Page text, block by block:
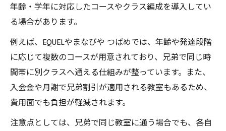
年齢・学年に対応したコースやクラス編成を導入してい
る場合があります。
例えば、EQUELやまなびや つばめでは、年齢や発達段階
に応じて複数のコースが用意されており、兄弟で同じ時
間帯に別クラスへ通える仕組みが整っています。また、
入会金や月謝で兄弟割引が適用される教室もあるため、
費用面でも負担が軽減されます。
注意点としては、兄弟で同じ教室に通う場合でも、各自